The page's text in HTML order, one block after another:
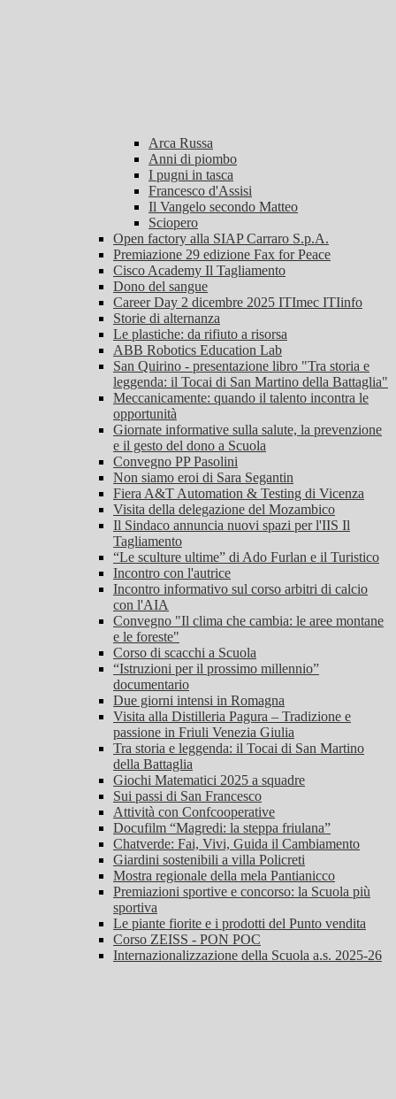
Arca Russa
Anni di piombo
I pugni in tasca
Francesco d'Assisi
Il Vangelo secondo Matteo
Sciopero
Open factory alla SIAP Carraro S.p.A.
Premiazione 29 edizione Fax for Peace
Cisco Academy Il Tagliamento
Dono del sangue
Career Day 2 dicembre 2025 ITImec ITIinfo
Storie di alternanza
Le plastiche: da rifiuto a risorsa
ABB Robotics Education Lab
San Quirino - presentazione libro "Tra storia e
leggenda: il Tocai di San Martino della Battaglia"
Meccanicamente: quando il talento incontra le
opportunità
Giornate informative sulla salute, la prevenzione
e il gesto del dono a Scuola
Convegno PP Pasolini
Non siamo eroi di Sara Segantin
Fiera A&T Automation & Testing di Vicenza
Visita della delegazione del Mozambico
Il Sindaco annuncia nuovi spazi per l'IIS Il
Tagliamento
“Le sculture ultime” di Ado Furlan e il Turistico
Incontro con l'autrice
Incontro informativo sul corso arbitri di calcio
con l'AIA
Convegno "Il clima che cambia: le aree montane
e le foreste"
Corso di scacchi a Scuola
“Istruzioni per il prossimo millennio”
documentario
Due giorni intensi in Romagna
Visita alla Distilleria Pagura – Tradizione e
passione in Friuli Venezia Giulia
Tra storia e leggenda: il Tocai di San Martino
della Battaglia
Giochi Matematici 2025 a squadre
Sui passi di San Francesco
Attività con Confcooperative
Docufilm “Magredi: la steppa friulana”
Chatverde: Fai, Vivi, Guida il Cambiamento
Giardini sostenibili a villa Policreti
Mostra regionale della mela Pantianicco
Premiazioni sportive e concorso: la Scuola più
sportiva
Le piante fiorite e i prodotti del Punto vendita
Corso ZEISS - PON POC
Internazionalizzazione della Scuola a.s. 2025-26